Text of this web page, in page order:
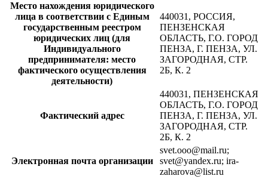
Место нахождения юридического
лица в соответствии с Единым
государственным реестром
юридических лиц (для
Индивидуального
предпринимателя: место
фактического осуществления
деятельности)
440031, РОССИЯ,
ПЕНЗЕНСКАЯ
ОБЛАСТЬ, Г.О. ГОРОД
ПЕНЗА, Г. ПЕНЗА, УЛ.
ЗАГОРОДНАЯ, СТР.
2Б, К. 2
Фактический адрес
440031, ПЕНЗЕНСКАЯ
ОБЛАСТЬ, Г.О. ГОРОД
ПЕНЗА, Г. ПЕНЗА, УЛ.
ЗАГОРОДНАЯ, СТР.
2Б, К. 2
Электронная почта организации
svet.ooo@mail.ru;
svet@yandex.ru; ira-
zaharova@list.ru